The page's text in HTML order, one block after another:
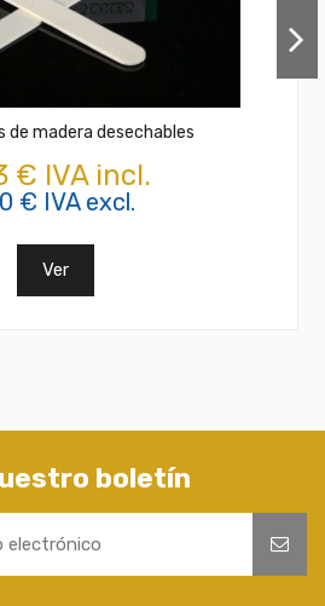
de madera desechables
€ IVA incl.
€ IVA excl.
Ver
boletín